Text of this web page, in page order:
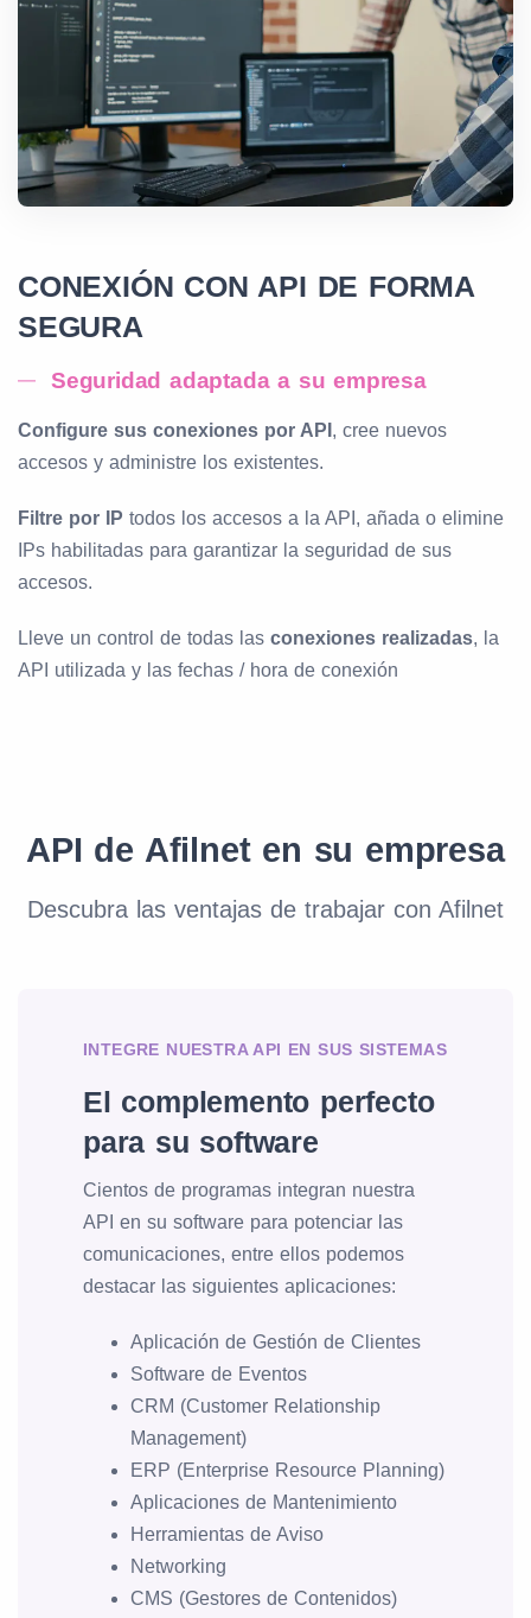
CONEXIÓN CON API DE FORMA
SEGURA
Seguridad adaptada a su empresa
Configure sus conexiones por API , cree nuevos
accesos y administre los existentes.
Filtre por IP todos los accesos a la API, añada o elimine
IPs habilitadas para garantizar la seguridad de sus
accesos.
Lleve un control de todas las conexiones realizadas, la
API utilizada y las fechas / hora de conexión
API de Afilnet en su empresa
Descubra las ventajas de trabajar con Afilnet
INTEGRE NUESTRA API EN SUS SISTEMAS
El complemento perfecto
para su software
Cientos de programas integran nuestra
API en su software para potenciar las
comunicaciones, entre ellos podemos
destacar las siguientes aplicaciones:
Aplicación de Gestión de Clientes
Software de Eventos
CRM (Customer Relationship
Management)
ERP (Enterprise Resource Planning)
Aplicaciones de Mantenimiento
Herramientas de Aviso
Networking
CMS (Gestores de Contenidos)